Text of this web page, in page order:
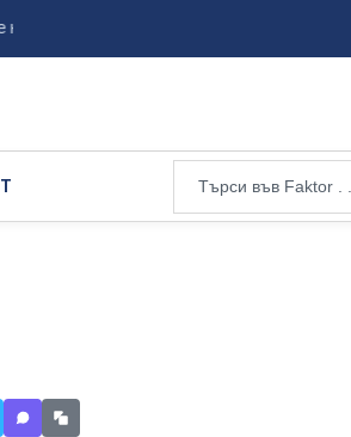
а Валерий ... Ванс е